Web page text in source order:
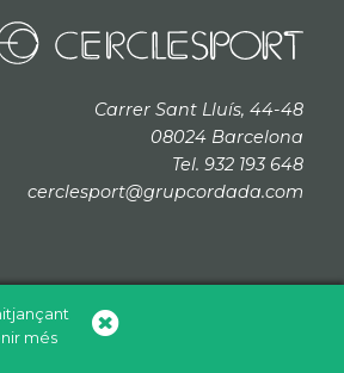
més
Carrer Sant Lluís, 44-48
08024 Barcelona
Tel. 932 193 648
cerclesport@grupcordada.com